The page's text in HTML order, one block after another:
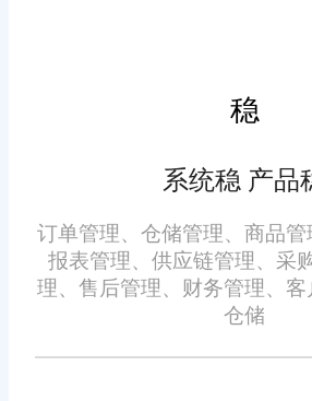
订单仓储一体化系统
转数据与仓储库存数
及时发出预警提醒。
全流程数据追溯，
管理
一体化系统记录每
变动的原因、时间、
库存增减全程可追溯
稳
系统稳 产品
订单管理、仓储管理、商品管
报表管理、供应链管理、采
理、售后管理、财务管理、
仓储